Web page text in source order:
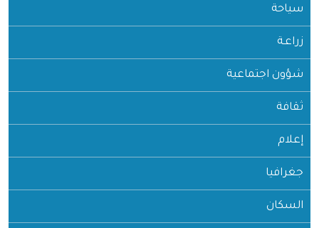
سياحة
زراعـة
شؤون اجتماعية
ثقافة
إعلام
جغرافيا
السكان